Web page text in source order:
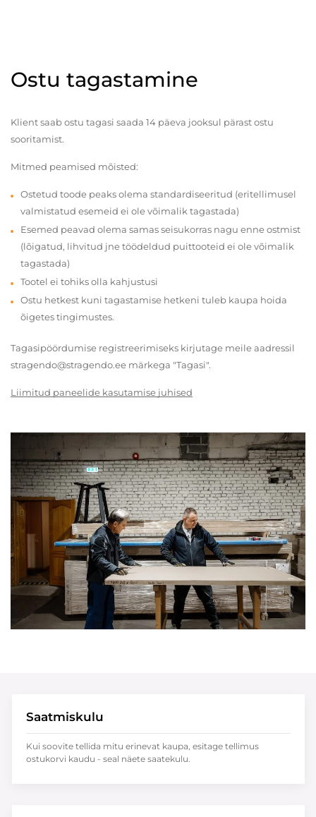
Ostu tagastamine
Klient saab ostu tagasi saada 14 päeva jooksul pärast ostu
sooritamist.
Mitmed peamised mõisted:
Ostetud toode peaks olema standardiseeritud (eritellimusel
valmistatud esemeid ei ole võimalik tagastada)
Esemed peavad olema samas seisukorras nagu enne ostmist
(lõigatud, lihvitud jne töödeldud puittooteid ei ole võimalik
tagastada)
Tootel ei tohiks olla kahjustusi
Ostu hetkest kuni tagastamise hetkeni tuleb kaupa hoida
õigetes tingimustes.
Tagasipöördumise registreerimiseks kirjutage meile aadressil
stragendo@stragendo.ee märkega "Tagasi".
Liimitud paneelide kasutamise juhised
Saatmiskulu
Kui soovite tellida mitu erinevat kaupa, esitage tellimus
ostukorvi kaudu - seal näete saatekulu.